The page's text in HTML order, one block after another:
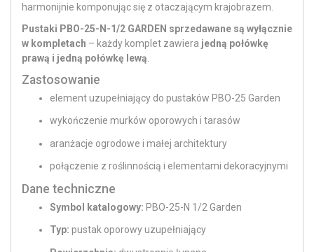
harmonijnie komponując się z otaczającym krajobrazem.
Pustaki PBO-25-N-1/2 GARDEN sprzedawane są wyłącznie
w kompletach – każdy komplet zawiera jedną połówkę
prawą i jedną połówkę lewą
Zastosowanie
element uzupełniający do pustaków PBO-25 Garden
wykończenie murków oporowych i tarasów
aranżacje ogrodowe i małej architektury
połączenie z roślinnością i elementami dekoracyjnymi
Dane techniczne
Symbol katalogowy: PBO-25-N 1/2 Garden
Typ: pustak oporowy uzupełniający